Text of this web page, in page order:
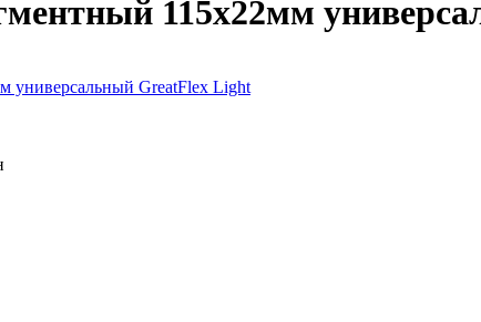
115х22мм